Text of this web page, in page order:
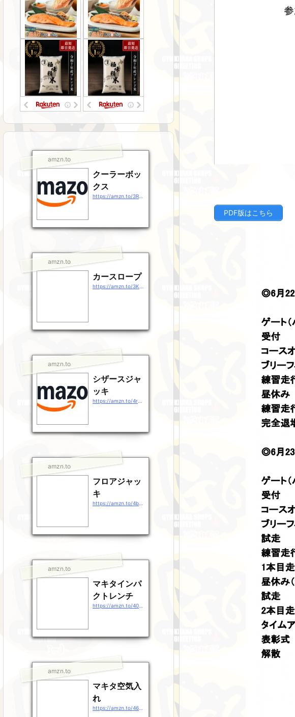
PDF版はこちら
amzn.to
クーラーボッ
クス
amzn.to
カースロープ
amzn.to
シザースジャ
ッキ
amzn.to
フロアジャッ
キ
amzn.to
マキタインパ
クトレンチ
amzn.to
マキタ空気入
れ